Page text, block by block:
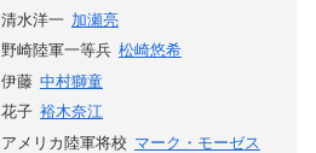
清水洋一 加瀬亮
野崎陸軍一等兵 松崎悠希
伊藤 中村獅童
花子 裕木奈江
アメリカ陸軍将校 マーク・モーゼス